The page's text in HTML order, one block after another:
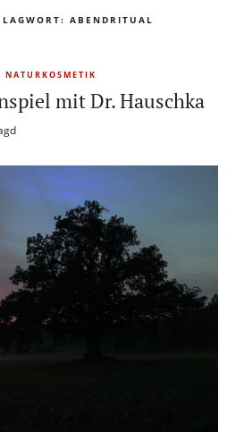
ABENDRITUAL
NATURKOSMETIK
mit Dr. Hauschka